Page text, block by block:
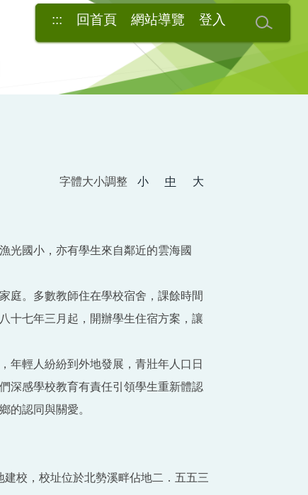
::: 回首頁 網站導覽 登入
字體大小調整 小 中
大
光國小，亦有學生來自鄰近的雲海國
庭。多數教師住在學校宿舍，課餘時間
十七年三月起，開辦學生住宿方案，讓
年輕人紛紛到外地發展，青壯年人口日
深感學校教育有責任引領學生重新體認
的認同與關愛。
校，校址位於北勢溪畔佔地二．五五三